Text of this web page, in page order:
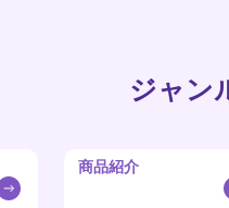
ジャン
商品紹介